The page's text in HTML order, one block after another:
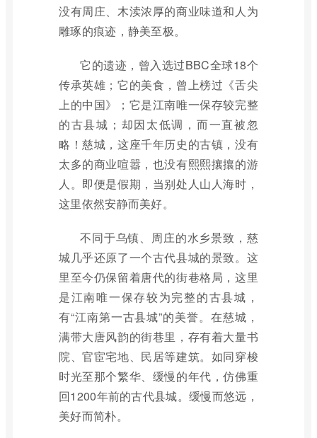
没有周庄、木渎浓厚的商业味道和人为
雕琢的痕迹，静美至极。
它的遗迹，曾入选过BBC全球18个
传承英雄；它的美食，曾上榜过《舌尖
上的中国》；它是江南唯一保存较完整
的古县城；却因太低调，而一直被忽
略！慈城，这座千年历史的古镇，没有
太多的商业喧嚣，也没有熙熙攘攘的游
人。即便是假期，当别处人山人海时，
这里依然安静而美好。
不同于乌镇、周庄的水乡景致，慈
城几乎还原了一个古代县城的景致。这
里至今仍保留着唐代的街巷格局，这里
是江南唯一保存较为完整的古县城，
有“江南第一古县城”的美誉。在慈城，
满带大唐风韵的街巷里，存有着大量书
院、官宦宅地、民居等建筑。如同穿梭
时光至那个繁华、缓慢的年代，仿佛重
回1200年前的古代县城。缓慢而悠远，
美好而简朴。